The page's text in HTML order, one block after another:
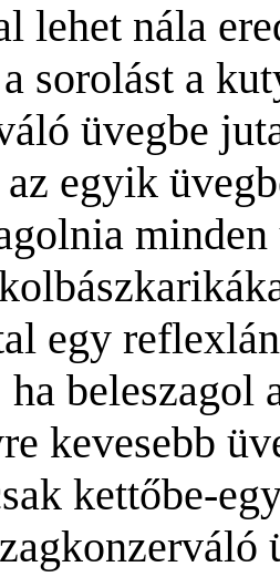
lehet nála
sorolást a
üvegbe
egyik
egy
beleszagol
kevesebb
kettőbe-